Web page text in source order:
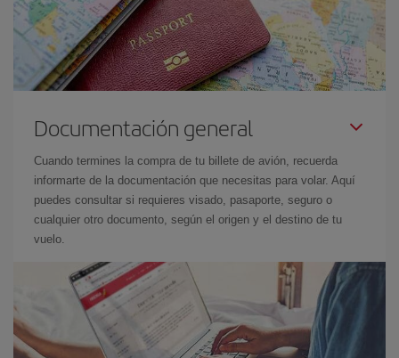
Documentación general
Cuando termines la compra de tu billete de avión, recuerda
informarte de la documentación que necesitas para volar. Aquí
puedes consultar si requieres visado, pasaporte, seguro o
cualquier otro documento, según el origen y el destino de tu
vuelo.